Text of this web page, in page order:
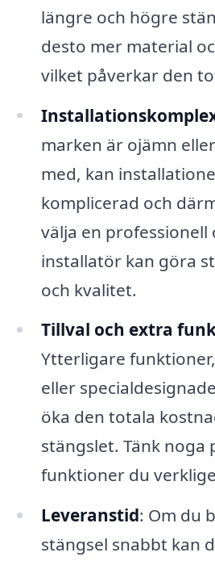
längre och högre
desto mer material
vilket påverkar den
marken är ojämn
med, kan
komplicerad och
välja en professionell
installatör kan göra
och kvalitet.
Tillval och extra
Ytterligare
eller
öka den totala
stängslet. Tänk noga
funktioner du
Leveranstid: Om du
stängsel snabbt kan